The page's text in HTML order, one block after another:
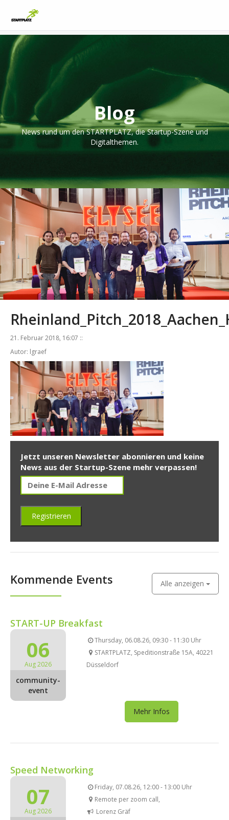
Blog
News rund um den STARTPLATZ, die Startup-Szene und
Digitalthemen.
21. Februar 2018, 16:07 ::
Autor: lgraef
Jetzt unseren Newsletter abonnieren und keine
News aus der Startup-Szene mehr verpassen!
Kommende Events Alle anzeigen
START-UP Breakfast
06
Aug 2026
community-
event
Thursday, 06.08.26, 09:30 - 11:30 Uhr
STARTPLATZ, Speditionstraße 15A, 40221
Düsseldorf
Mehr Infos
Speed Networking
07
Aug 2026
Friday, 07.08.26, 12:00 - 13:00 Uhr
Remote per zoom call,
Lorenz Gräf